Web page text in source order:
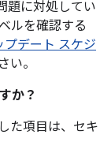
題に対処してい
ルを確認する
デート スケジ
い。
か？
た項目は、セキ